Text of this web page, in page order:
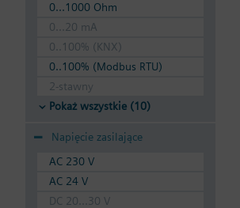
0...1000 Ohm
0...20 mA
0..100% (KNX)
0..100% (Modbus RTU)
2-stawny
Pokaż wszystkie (10)
Napięcie zasilające
AC 230 V
AC 24 V
DC 20...30 V